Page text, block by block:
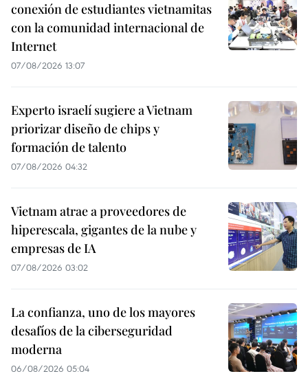
conexión de estudiantes vietnamitas
con la comunidad internacional de
Internet
07/08/2026 13:07
Experto israelí sugiere a Vietnam
priorizar diseño de chips y
formación de talento
07/08/2026 04:32
Vietnam atrae a proveedores de
hiperescala, gigantes de la nube y
empresas de IA
07/08/2026 03:02
La confianza, uno de los mayores
desafíos de la ciberseguridad
moderna
06/08/2026 05:04